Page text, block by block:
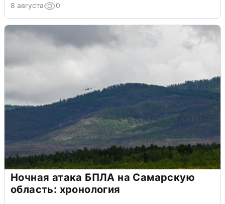
8 августа 0
Ночная атака БПЛА на Самарскую
область: хронология